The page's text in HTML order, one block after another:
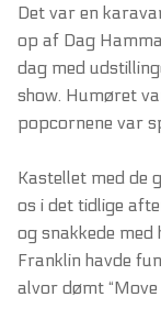
Det var en
op af Dag
dag med
show. Humøret
popcornene var
Kastellet med de
os i det tidlige
og snakkede med
Franklin havde
alvor dømt “Move